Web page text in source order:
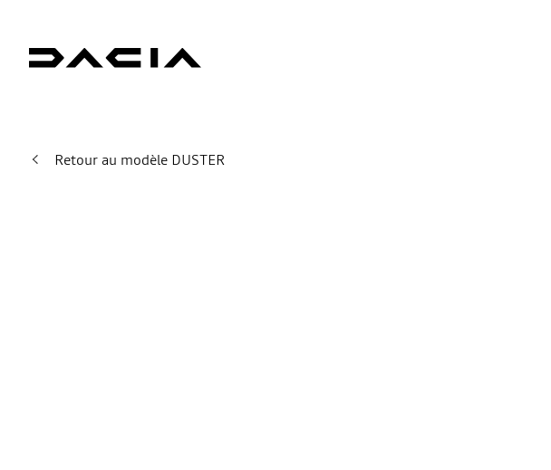
Retour au modèle DUSTER